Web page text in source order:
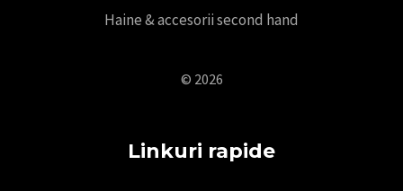
Haine & accesorii second hand
© 2026
Linkuri rapide